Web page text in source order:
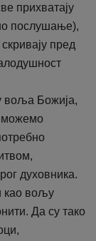
прихватају
послушање),
пред
воља Божија,
можемо
духовника.
као вољу
Да су тако